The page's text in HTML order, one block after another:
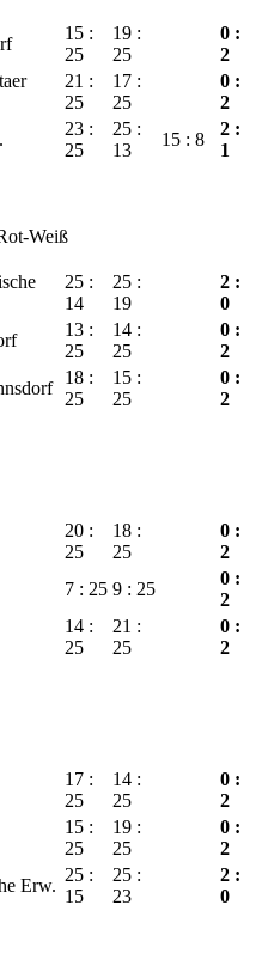
15 :
25
19 :
25
0 :
2
21 :
25
17 :
25
0 :
2
23 :
25
25 :
13
15 : 8
2 :
1
Weiß
25 :
14
25 :
19
2 :
0
13 :
25
14 :
25
0 :
2
18 :
25
15 :
25
0 :
2
20 :
25
18 :
25
0 :
2
7 : 25 9 : 25
0 :
2
14 :
25
21 :
25
0 :
2
17 :
25
14 :
25
0 :
2
15 :
25
19 :
25
0 :
2
Erw.
25 :
15
25 :
23
2 :
0